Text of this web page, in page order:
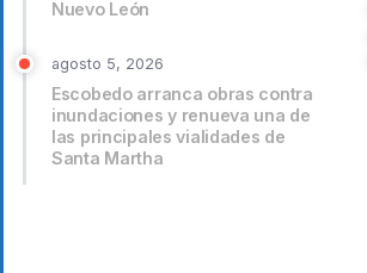
Nuevo León
agosto 5, 2026
Escobedo arranca obras contra
inundaciones y renueva una de
las principales vialidades de
Santa Martha